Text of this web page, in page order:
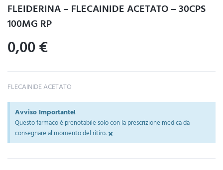
FLEIDERINA – FLECAINIDE ACETATO – 30CPS
100MG RP
0,00€
FLECAINIDE ACETATO
Avviso Importante!
Questo farmaco è prenotabile solo con la prescrizione medica da
consegnare al momento del ritiro.×